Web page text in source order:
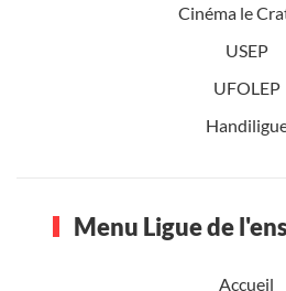
Cinéma le
USEP
UFOLEP
Menu Ligue de
Accueil